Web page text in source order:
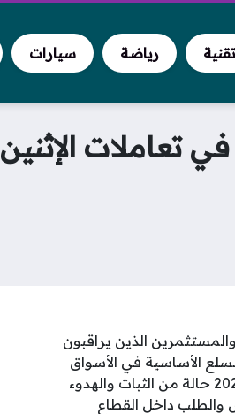
تقنية رياضة سيارات
تعاملات الإثنين
الذين يراقبون
الأساسية في الأسواق
المحلية، وقد أظهرت شاشات عرض العملات بنهاية تعاملات اليوم الاثنين 29 ديسمبر 2025 حالة من الثبات والهدوء
والطلب داخل القطاع